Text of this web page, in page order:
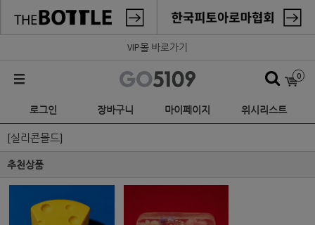
VIP몰 바로가기
0
로그인 장바구니 마이페이지 위시리스트
[실리콘몰드]
추천상품